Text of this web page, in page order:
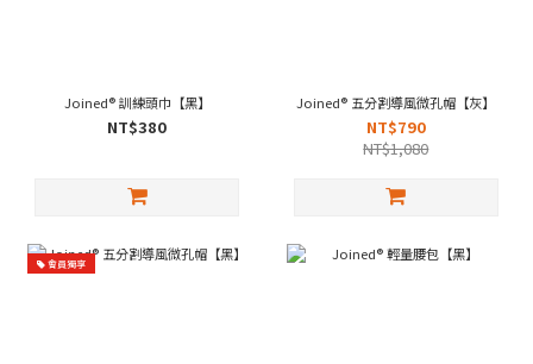
Joined® 訓練頭巾【黑】
NT$380
Joined® 五分割導風微孔帽【灰】
NT$790
NT$1,080
會員獨享